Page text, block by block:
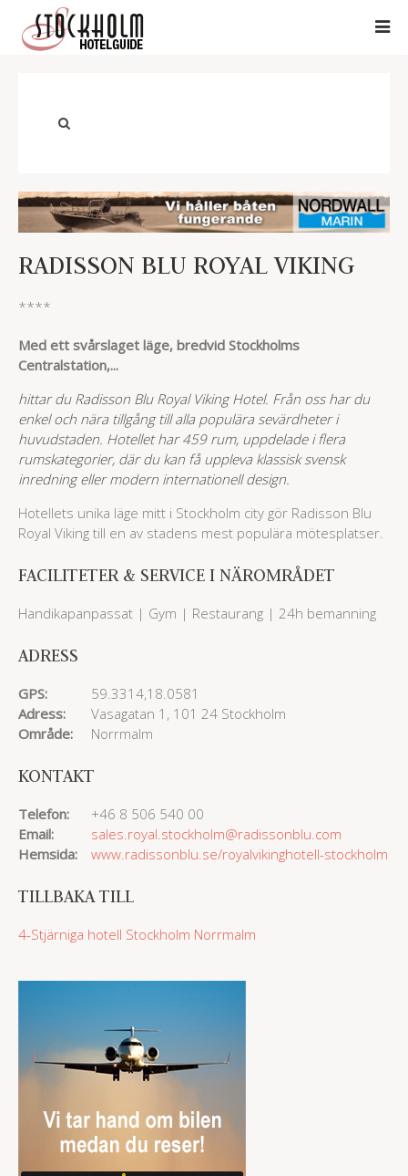
RADISSON BLU ROYAL VIKING
****
Med ett svårslaget läge, bredvid Stockholms
Centralstation,...
hittar du Radisson Blu Royal Viking Hotel. Från oss har du
enkel och nära tillgång till alla populära sevärdheter i
huvudstaden. Hotellet har 459 rum, uppdelade i flera
rumskategorier, där du kan få uppleva klassisk svensk
inredning eller modern internationell design.
Hotellets unika läge mitt i Stockholm city gör Radisson Blu
Royal Viking till en av stadens mest populära mötesplatser.
FACILITETER & SERVICE I NÄROMRÅDET
Handikapanpassat | Gym | Restaurang | 24h bemanning
ADRESS
GPS:
59.3314,18.0581
Adress:
Vasagatan 1, 101 24 Stockholm
Område:
Norrmalm
KONTAKT
Telefon:
+46 8 506 540 00
Email:
sales.royal.stockholm@radissonblu.com
Hemsida:
www.radissonblu.se/royalvikinghotell-stockholm
TILLBAKA TILL
4-Stjärniga hotell Stockholm Norrmalm